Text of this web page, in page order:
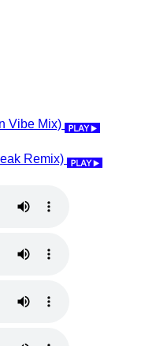
Vibe Mix)
Remix)